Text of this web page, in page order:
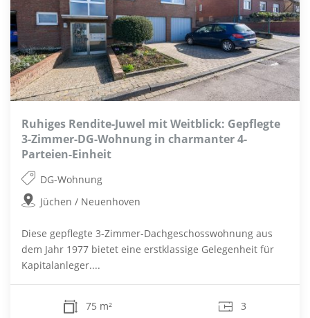
Ruhiges Rendite-Juwel mit Weitblick: Gepflegte
3-Zimmer-DG-Wohnung in charmanter 4-
Parteien-Einheit
DG-Wohnung
Jüchen / Neuenhoven
Diese gepflegte 3-Zimmer-Dachgeschosswohnung aus
dem Jahr 1977 bietet eine erstklassige Gelegenheit für
Kapitalanleger....
75 m² 3